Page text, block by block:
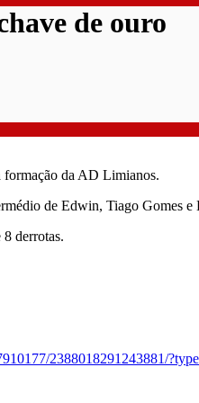
de ouro
formação da AD Limianos.
de Edwin, Tiago Gomes e
derrotas.
2388018291243881/